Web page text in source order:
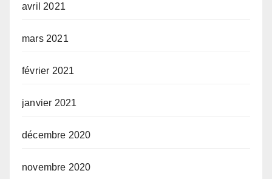
avril 2021
mars 2021
février 2021
janvier 2021
décembre 2020
novembre 2020